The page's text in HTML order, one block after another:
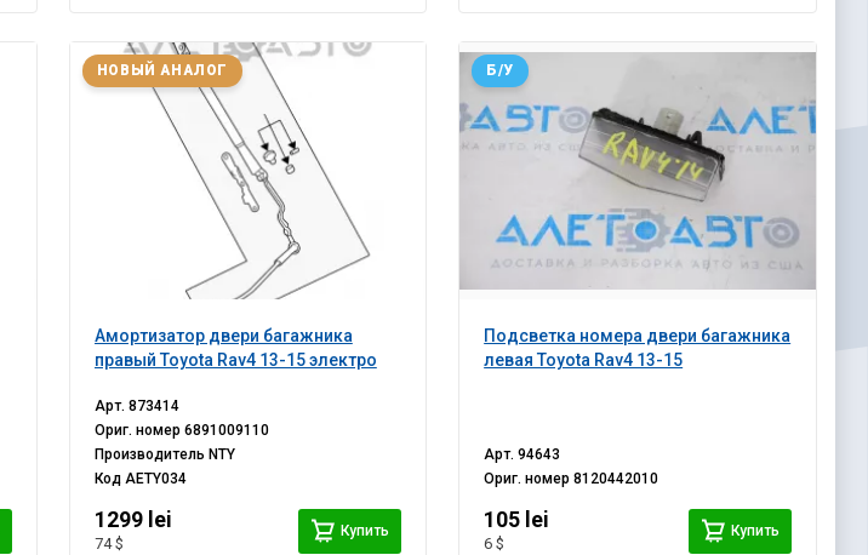
Амортизатор двери багажника
правый Toyota Rav4 13-15 электро
НОВЫЙ АНАЛОГ
Арт. 873414
Ориг. номер 6891009110
Производитель NTY
Код AETY034
1299 lei
74 $
Купить
Подсветка номера двери багажника
левая Toyota Rav4 13-15
Б/У
Арт.94643
Ориг. номер8120442010
105 lei
6 $
Купить